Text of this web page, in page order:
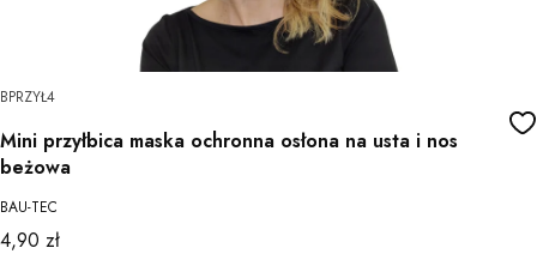
BPRZYŁ4
Mini przyłbica maska ochronna osłona na usta i nos
beżowa
BAU-TEC
Cena
4,90 zł